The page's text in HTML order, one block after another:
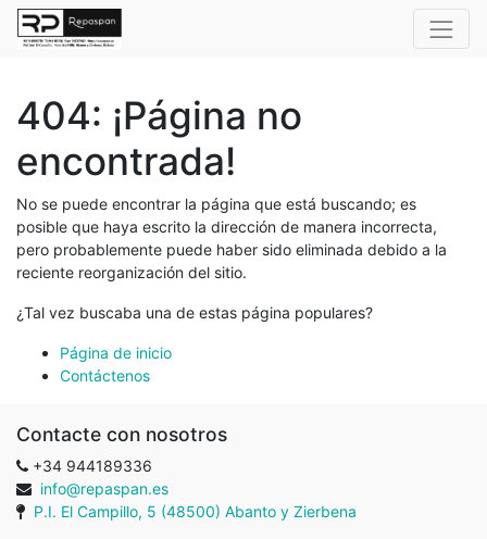
404: ¡Página no
encontrada!
No se puede encontrar la página que está buscando; es
posible que haya escrito la dirección de manera incorrecta,
pero probablemente puede haber sido eliminada debido a la
reciente reorganización del sitio.
¿Tal vez buscaba una de estas página populares?
Página de inicio
Contáctenos
Contacte con nosotros
+34 944189336
info@repaspan.es
P.I. El Campillo, 5 (48500) Abanto y Zierbena